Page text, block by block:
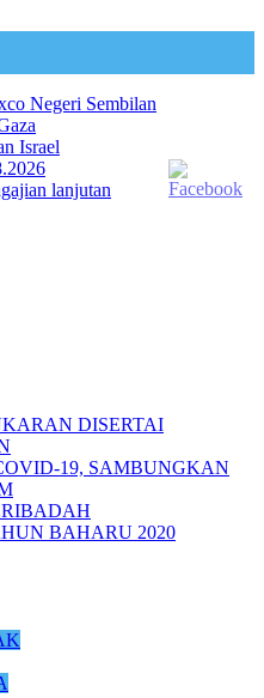
Negeri Sembilan
Israel
lanjutan
DISERTAI
19, SAMBUNGKAN
BAHARU 2020